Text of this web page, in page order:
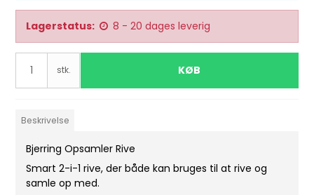
Lagerstatus: 8 - 20 dages leverig
stk. KØB
Beskrivelse
Bjerring Opsamler Rive
Smart 2-i-1 rive, der både kan bruges til at rive og
samle op med.